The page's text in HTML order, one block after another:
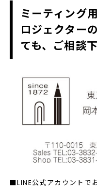
ミーティング
ロジェクター
ても、ご相談
■LINE公式アカウントで